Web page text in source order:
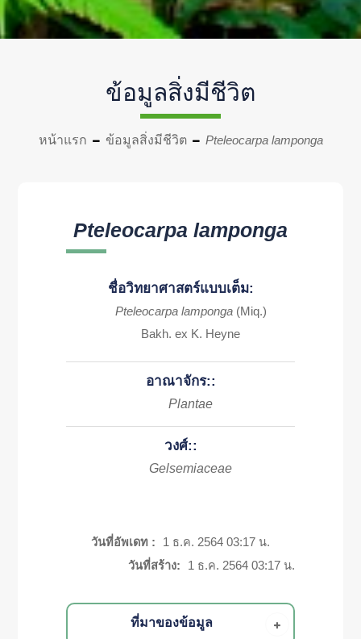
ข้อมูลสิ่งมีชีวิต
หน้าแรก ข้อมูลสิ่งมีชีวิต Pteleocarpa lamponga
Pteleocarpa lamponga
ชื่อวิทยาศาสตร์แบบเต็ม:
Pteleocarpa lamponga (Miq.)
Bakh. ex K. Heyne
อาณาจักร::
Plantae
วงศ์::
Gelsemiaceae
วันที่อัพเดท :
1 ธ.ค. 2564 03:17 น.
วันที่สร้าง:
1 ธ.ค. 2564 03:17 น.
ที่มาของข้อมูล